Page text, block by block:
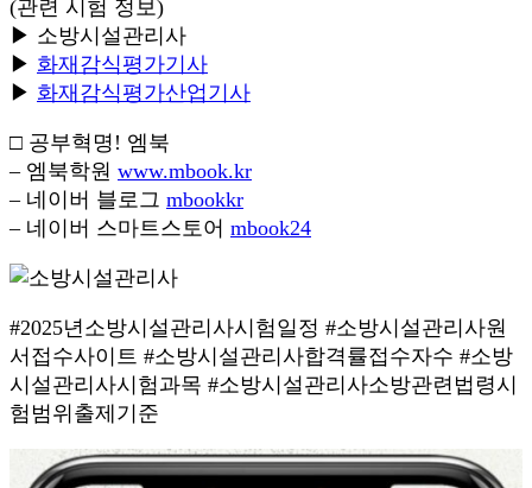
(관련 시험 정보)
▶ 소방시설관리사
▶ 화재감식평가기사
▶ 화재감식평가산업기사
□ 공부혁명! 엠북
– 엠북학원 www.mbook.kr
– 네이버 블로그 mbookkr
– 네이버 스마트스토어 mbook24
#2025년소방시설관리사시험일정 #소방시설관리사원
서접수사이트 #소방시설관리사합격률접수자수 #소방
시설관리사시험과목 #소방시설관리사소방관련법령시
험범위출제기준